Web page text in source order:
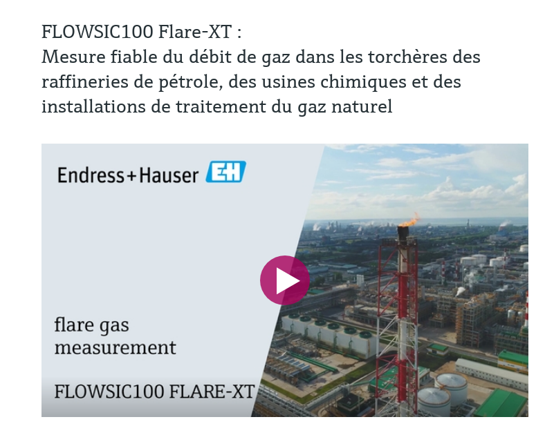
FLOWSIC100 Flare-XT :
Mesure fiable du débit de gaz dans les torchères des
raffineries de pétrole, des usines chimiques et des
installations de traitement du gaz naturel